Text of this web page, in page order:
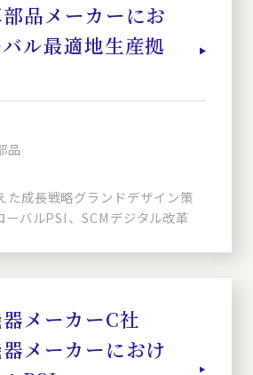
品メーカーにお
ル最適地生産拠
品
た成長戦略グランドデザイン策
ーバルPSI、SCMデジタル改革
メーカーC社
メーカーにおけ